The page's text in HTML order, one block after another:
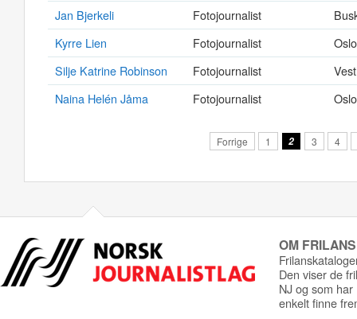
Jan Bjerkeli
Fotojournalist
Kyrre Lien
Fotojournalist
Oslo
Silje Katrine Robinson
Fotojournalist
Naina Helén Jåma
Fotojournalist Oslo
Forrige 1 2 3 4
OM
Den viser de
NJ og som
enkelt finne